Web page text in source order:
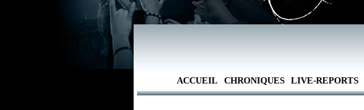
ACCUEIL CHRONIQUES LIVE-REPORTS